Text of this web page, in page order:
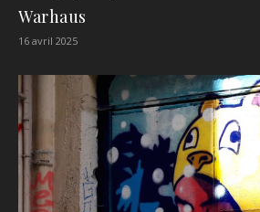
Warhaus
16 avril 2025